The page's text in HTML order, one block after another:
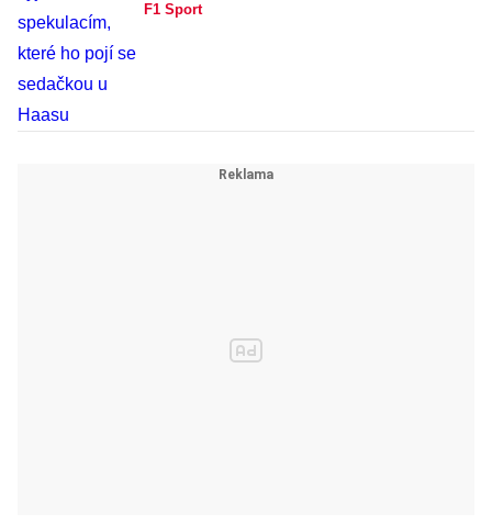
F1 Sport